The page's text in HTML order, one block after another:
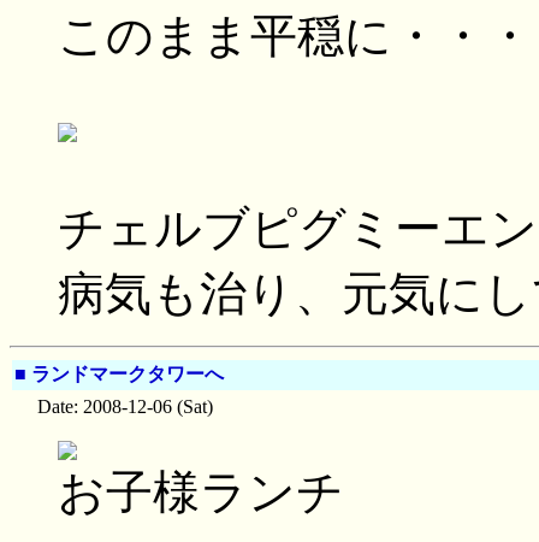
このまま平穏に・・・
チェルブピグミーエ
病気も治り、元気に
■ ランドマークタワーへ
Date: 2008-12-06 (Sat)
お子様ランチ